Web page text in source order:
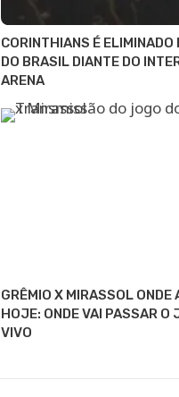
CORINTHIANS É ELIMINADO
DO BRASIL DIANTE DO
ARENA
GRÊMIO X MIRASSOL ONDE
HOJE: ONDE VAI PASSAR O
VIVO